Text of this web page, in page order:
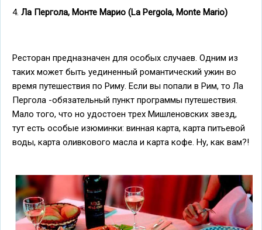
4. Ла Пергола, Монте Марио (La Pergola, Monte Mario)
Ресторан предназначен для особых случаев. Одним из
таких может быть уединенный романтический ужин во
время путешествия по Риму. Если вы попали в Рим, то Ла
Пергола -обязательный пункт программы путешествия.
Мало того, что но удостоен трех Мишленовских звезд,
тут есть особые изюминки: винная карта, карта питьевой
воды, карта оливкового масла и карта кофе. Ну, как вам?!